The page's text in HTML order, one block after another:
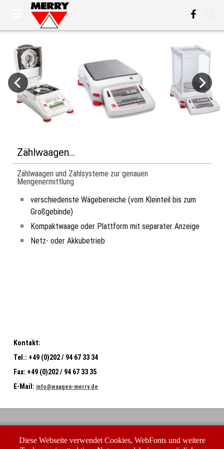
Zählwaagen...
Zählwaagen und Zählsysteme zur genauen
Mengenermittlung
verschiedenste Wägebereiche (vom Kleinteil bis zum
Großgebinde)
Kompaktwaage oder Plattform mit separater Anzeige
Netz- oder Akkubetrieb
Kontakt:
Tel.: +49 (0)202 / 94 67 33 34
Fax: +49 (0)202 / 94 67 33 35
E-Mail: info@waagen-merry.de
Buchenhofener Str. 23-25
Diese Webseite verwendet Cookies, WebFonts und weitere